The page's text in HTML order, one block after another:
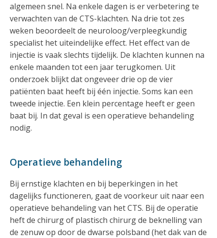
algemeen snel. Na enkele dagen is er verbetering te
verwachten van de CTS-klachten. Na drie tot zes
weken beoordeelt de neuroloog/verpleegkundig
specialist het uiteindelijke effect. Het effect van de
injectie is vaak slechts tijdelijk. De klachten kunnen na
enkele maanden tot een jaar terugkomen. Uit
onderzoek blijkt dat ongeveer drie op de vier
patiënten baat heeft bij één injectie. Soms kan een
tweede injectie. Een klein percentage heeft er geen
baat bij. In dat geval is een operatieve behandeling
nodig.
Operatieve behandeling
Bij ernstige klachten en bij beperkingen in het
dagelijks functioneren, gaat de voorkeur uit naar een
operatieve behandeling van het CTS. Bij de operatie
heft de chirurg of plastisch chirurg de beknelling van
de zenuw op door de dwarse polsband (het dak van de